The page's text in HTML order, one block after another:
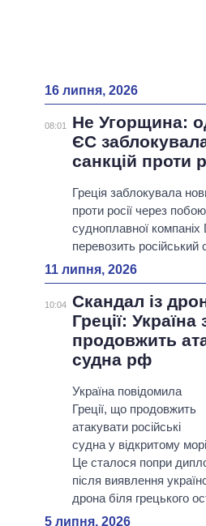
16 липня, 2026
08:01
Не Угорщина:
ЄС
санкцій проти
Греція заблокувала
проти росії через
судноплавної
перевозить російський
11 липня, 2026
10:04 Скандал із
Греції:
продовжить
судна рф
Україна повідомила
Греції, що продовжить
атакувати російські
судна у відкритому
Це сталося попри
після виявлення
дрона біля грецького
5 липня, 2026